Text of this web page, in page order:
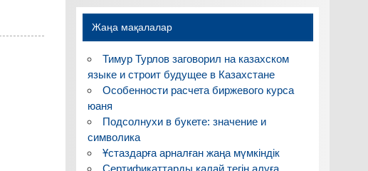
Жаңа мақалалар
Тимур Турлов заговорил на казахском
языке и строит будущее в Казахстане
Особенности расчета биржевого курса
юаня
Подсолнухи в букете: значение и
символика
Ұстаздарға арналған жаңа мүмкіндік
Сертификаттарды қалай тегін алуға